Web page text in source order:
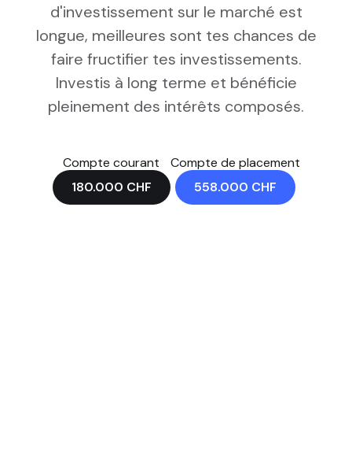
d'investissement sur le marché est
longue, meilleures sont tes chances de
faire fructifier tes investissements.
Investis à long terme et bénéficie
pleinement des intérêts composés.
Compte courant
180.000 CHF
Compte de placement
558.000 CHF